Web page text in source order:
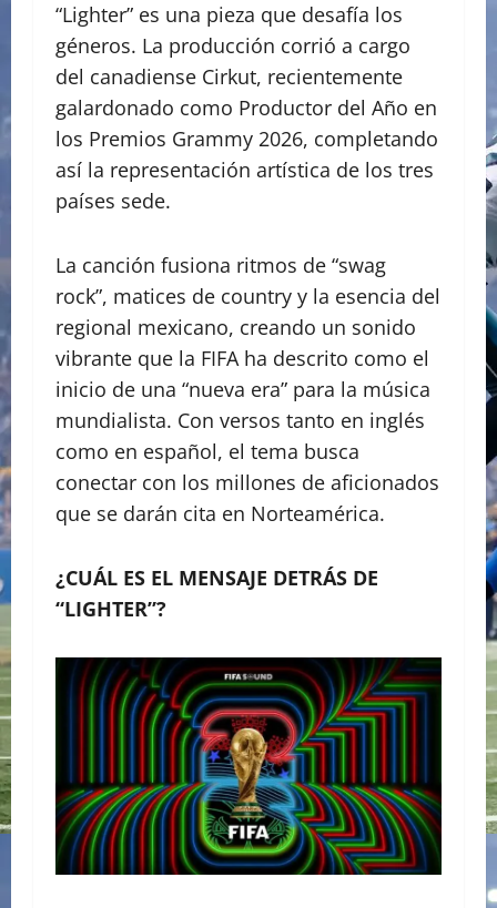
“Lighter” es una pieza que desafía los
géneros. La producción corrió a cargo
del canadiense Cirkut, recientemente
galardonado como Productor del Año en
los Premios Grammy 2026, completando
así la representación artística de los tres
países sede.
La canción fusiona ritmos de “swag
rock”, matices de country y la esencia del
regional mexicano, creando un sonido
vibrante que la FIFA ha descrito como el
inicio de una “nueva era” para la música
mundialista. Con versos tanto en inglés
como en español, el tema busca
conectar con los millones de aficionados
que se darán cita en Norteamérica.
¿CUÁL ES EL MENSAJE DETRÁS DE
“LIGHTER”?